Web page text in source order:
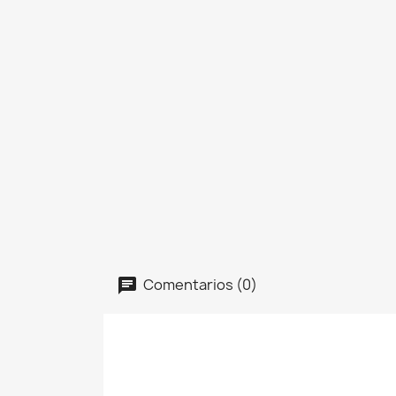
Comentarios (0)